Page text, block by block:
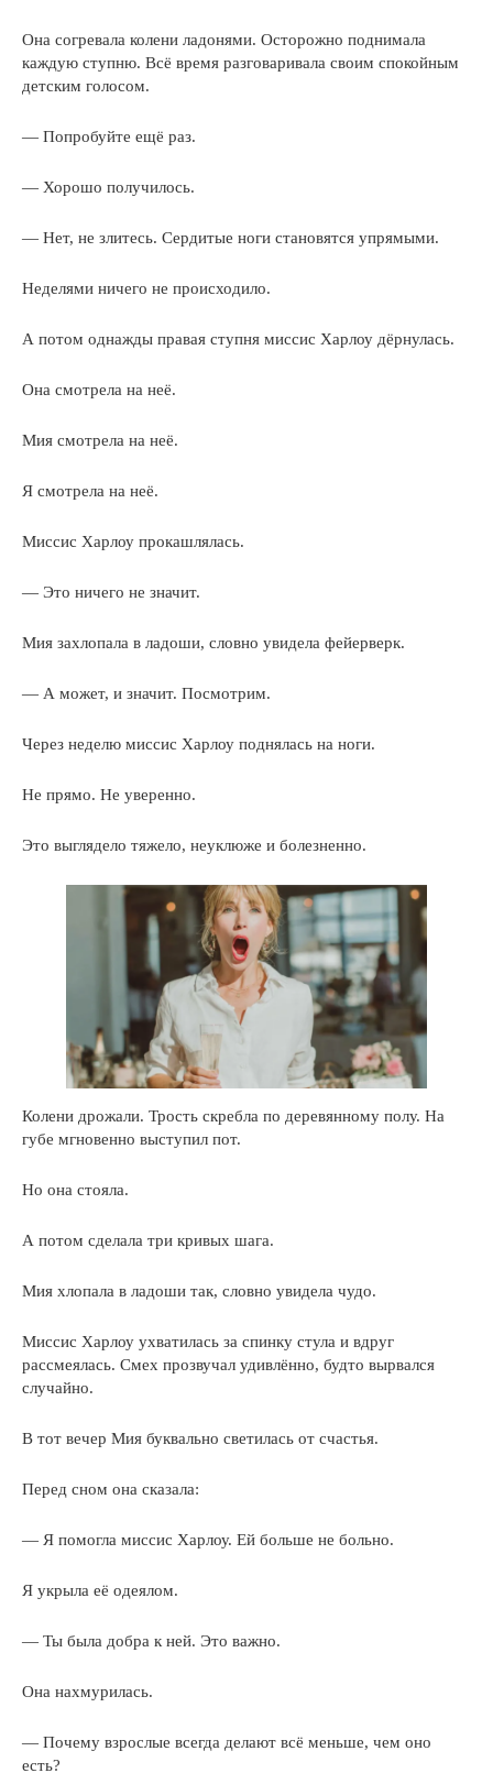
Она согревала колени ладонями. Осторожно поднимала
каждую ступню. Всё время разговаривала своим спокойным
детским голосом.
— Попробуйте ещё раз.
— Хорошо получилось.
— Нет, не злитесь. Сердитые ноги становятся упрямыми.
Неделями ничего не происходило.
А потом однажды правая ступня миссис Харлоу дёрнулась.
Она смотрела на неё.
Мия смотрела на неё.
Я смотрела на неё.
Миссис Харлоу прокашлялась.
— Это ничего не значит.
Мия захлопала в ладоши, словно увидела фейерверк.
— А может, и значит. Посмотрим.
Через неделю миссис Харлоу поднялась на ноги.
Не прямо. Не уверенно.
Это выглядело тяжело, неуклюже и болезненно.
Колени дрожали. Трость скребла по деревянному полу. На
губе мгновенно выступил пот.
Но она стояла.
А потом сделала три кривых шага.
Мия хлопала в ладоши так, словно увидела чудо.
Миссис Харлоу ухватилась за спинку стула и вдруг
рассмеялась. Смех прозвучал удивлённо, будто вырвался
случайно.
В тот вечер Мия буквально светилась от счастья.
Перед сном она сказала:
— Я помогла миссис Харлоу. Ей больше не больно.
Я укрыла её одеялом.
— Ты была добра к ней. Это важно.
Она нахмурилась.
— Почему взрослые всегда делают всё меньше, чем оно
есть?